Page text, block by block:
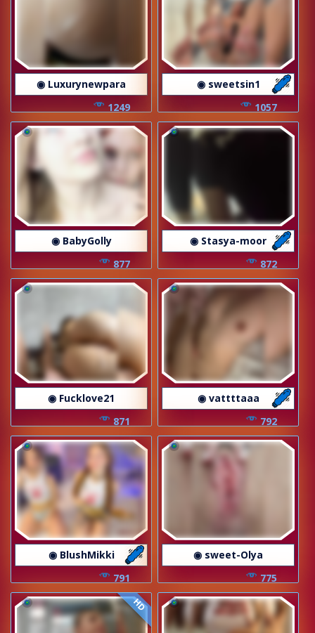
◉ Luxurynewpara
1249
◉ sweetsin1
1057
◉ BabyGolly
877
◉ Stasya-moor
872
◉ Fucklove21
871
◉ vattttaaa
792
◉ BlushMikki
791
◉ sweet-Olya
775
HD